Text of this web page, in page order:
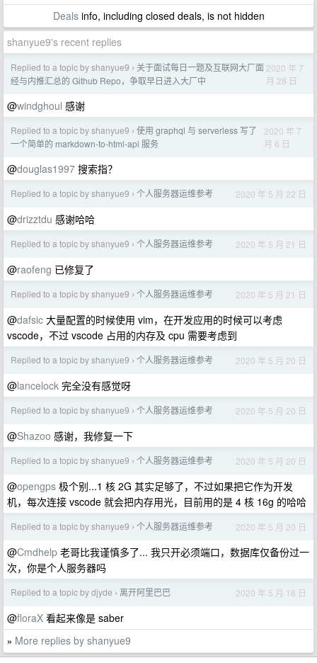
Dealsinfo, including closed deals, is not hidden
shanyue9's recent replies
Replied to a topic by shanyue9 › 关于面试每日一题及互联网大厂面
经与内推汇总的 Github Repo，争取早日进入大厂中
2020 年 7
月 28 日
@windghoul 感谢
Replied to a topic by shanyue9 › 使用 graphql 与 serverless 写了
一个简单的 markdown-to-html-api 服务
2020 年 7
月 6 日
@douglas1997 搜索指？
Replied to a topic by shanyue9 › 个人服务器运维参考 2020 年 5 月 22 日
@drizztdu 感谢哈哈
Replied to a topic by shanyue9 › 个人服务器运维参考 2020 年 5 月 21 日
@raofeng 已修复了
Replied to a topic by shanyue9 › 个人服务器运维参考 2020 年 5 月 21 日
@dafsic 大量配置的时候使用 vim，在开发应用的时候可以考虑
vscode，不过 vscode 占用的内存及 cpu 需要考虑到
Replied to a topic by shanyue9 › 个人服务器运维参考 2020 年 5 月 20 日
@lancelock 完全没有感觉呀
Replied to a topic by shanyue9 › 个人服务器运维参考 2020 年 5 月 20 日
@Shazoo 感谢，我修复一下
Replied to a topic by shanyue9 › 个人服务器运维参考 2020 年 5 月 20 日
@opengps 极个别...1 核 2G 其实足够了，不过如果把它作为开发
机，每次连接 vscode 就会把内存用光，目前用的是 4 核 16g 的哈哈
Replied to a topic by shanyue9 › 个人服务器运维参考 2020 年 5 月 20 日
@Cmdhelp 老哥比我谨慎多了... 我只开必须端口，数据库仅备份过一
次，你是个人服务器吗
Replied to a topic by djyde › 离开阿里巴巴 2020 年 5 月 18 日
@floraX 看起来像是 saber
» More replies by shanyue9